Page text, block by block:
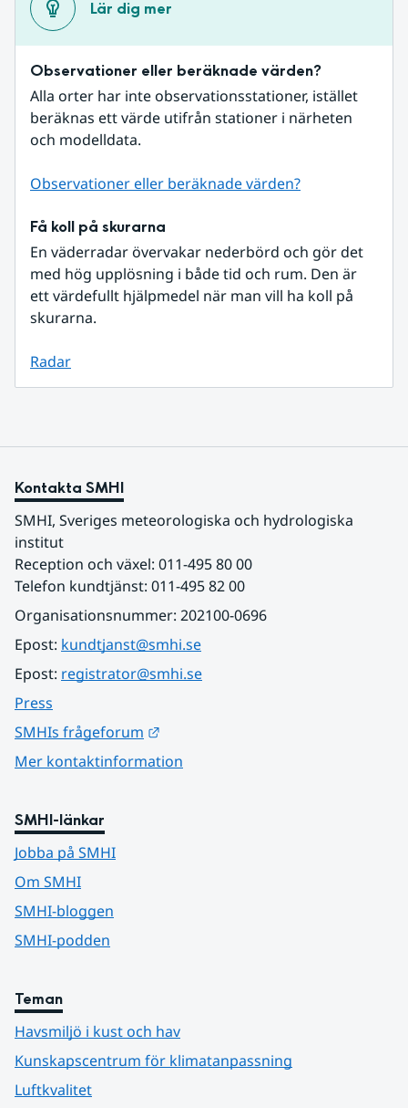
Lär dig mer
Observationer eller beräknade värden?
Alla orter har inte observationsstationer, istället
beräknas ett värde utifrån stationer i närheten
och modelldata.
Observationer eller beräknade värden?
Få koll på skurarna
En väderradar övervakar nederbörd och gör det
med hög upplösning i både tid och rum. Den är
ett värdefullt hjälpmedel när man vill ha koll på
skurarna.
Radar
Kontakta SMHI
SMHI, Sveriges meteorologiska och hydrologiska
institut
Reception och växel: 011-495 80 00
Telefon kundtjänst: 011-495 82 00
Organisationsnummer: 202100-0696
Epost: kundtjanst@smhi.se
Epost: registrator@smhi.se
Press
SMHIs frågeforum
Mer kontaktinformation
SMHI-länkar
Jobba på SMHI
Om SMHI
SMHI-bloggen
SMHI-podden
Teman
Havsmiljö i kust och hav
Kunskapscentrum för klimatanpassning
Luftkvalitet